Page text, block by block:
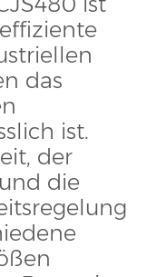
das
ist.
der
die